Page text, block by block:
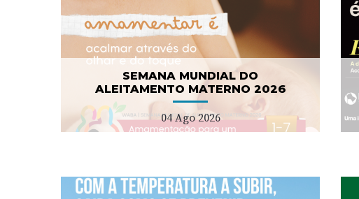
SEMANA MUNDIAL DO
ALEITAMENTO MATERNO 2026
04 Ago 2026
Campanha nacional de
sensibilização para as
demências
08 Jul 2026